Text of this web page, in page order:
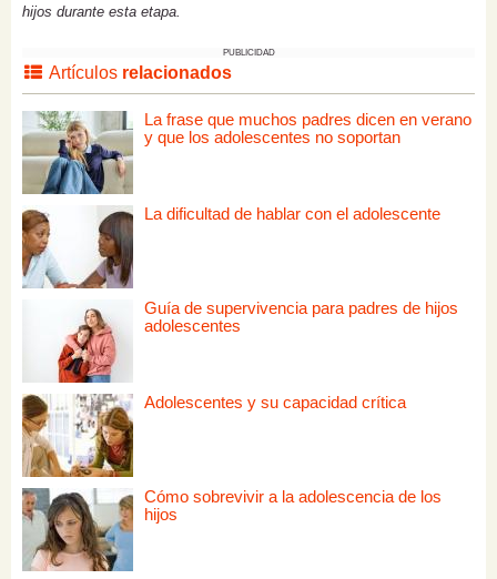
hijos durante esta etapa.
PUBLICIDAD
Artículos relacionados
La frase que muchos padres dicen en verano
y que los adolescentes no soportan
La dificultad de hablar con el adolescente
Guía de supervivencia para padres de hijos
adolescentes
Adolescentes y su capacidad crítica
Cómo sobrevivir a la adolescencia de los
hijos